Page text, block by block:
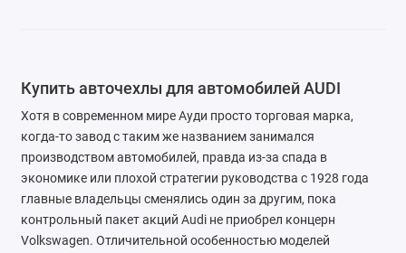
Купить авточехлы для автомобилей AUDI
Хотя в современном мире Ауди просто торговая марка,
когда-то завод с таким же названием занимался
производством автомобилей, правда из-за спада в
экономике или плохой стратегии руководства с 1928 года
главные владельцы сменялись один за другим, пока
контрольный пакет акций Audi не приобрел концерн
Volkswagen. Отличительной особенностью моделей